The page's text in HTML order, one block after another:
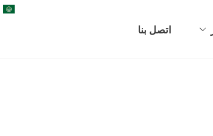
اتصل بنا